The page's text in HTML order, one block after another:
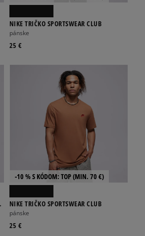
NIKE TRIČKO SPORTSWEAR CLUB
pánske
25 €
-10 % S KÓDOM: TOP (MIN. 70 €)
NIKE TRIČKO SPORTSWEAR CLUB
pánske
25 €